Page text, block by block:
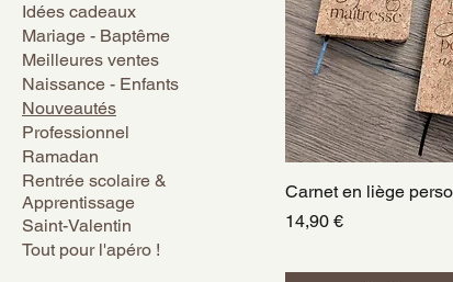
Idées cadeaux
Mariage - Baptême
Meilleures ventes
Naissance - Enfants
Nouveautés
Professionnel
Ramadan
Rentrée scolaire &
Apprentissage
Saint-Valentin
Tout pour l'apéro !
Aperçu
Carnet en liège
Prix
14,90 €